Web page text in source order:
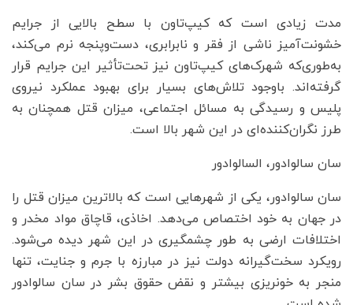
مدت زیادی است که کیپ‌تاون با سطح بالایی از جرایم
خشونت‌آمیز ناشی از فقر و نابرابری، دست‌وپنجه نرم می‌کند،
به‌طوری‌که شهرک‌های کیپ‌تاون نیز تحت‌تأثیر این جرایم قرار
گرفته‌اند. باوجود تلاش‌های بسیار برای بهبود عملکرد نیروی
پلیس و رسیدگی به مسائل اجتماعی، میزان قتل همچنان به
طرز نگران‌کننده‌ای در این شهر بالا است.
سان سالوادور، السالوادور
سان سالوادور، یکی از شهرهایی است که بالاترین میزان قتل را
در جهان به خود اختصاص می‌دهد. اخاذی، قاچاق مواد مخدر و
اختلافات ارضی به طور چشمگیری در این شهر دیده می‌شود.
رویکرد سخت‌گیرانه دولت نیز در مبارزه با جرم و جنایت، تنها
منجر به خونریزی بیشتر و نقض حقوق بشر در سان سالوادور